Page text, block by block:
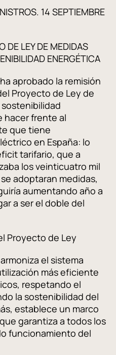
14 SEPTIEMBRE
DE LEY DE MEDIDAS
ENERGÉTICA
aprobado la remisión
Proyecto de Ley de
hacer frente al
que tiene
en España: lo
tarifario, que a
los veinticuatro mil
adoptaran medidas,
aumentando año a
a ser el doble del
Proyecto de Ley
el sistema
más eficiente
respetando el
la sostenibilidad del
establece un marco
garantiza a todos los
funcionamiento del